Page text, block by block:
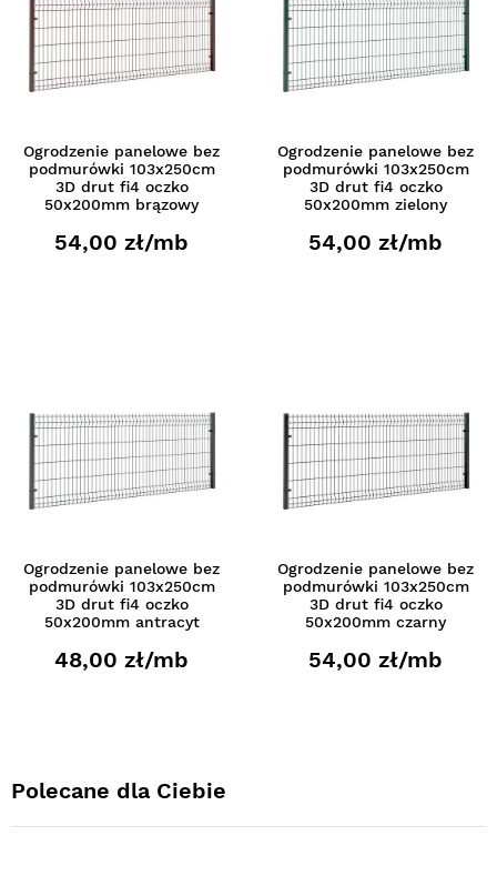
Ogrodzenie panelowe bez
podmurówki 103x250cm
3D drut fi4 oczko
50x200mm brązowy
54,00 zł/mb
Ogrodzenie panelowe bez
podmurówki 103x250cm
3D drut fi4 oczko
50x200mm zielony
54,00 zł/mb
Ogrodzenie panelowe bez
podmurówki 103x250cm
3D drut fi4 oczko
50x200mm antracyt
48,00 zł/mb
Ogrodzenie panelowe bez
podmurówki 103x250cm
3D drut fi4 oczko
50x200mm czarny
54,00 zł/mb
Polecane dla Ciebie